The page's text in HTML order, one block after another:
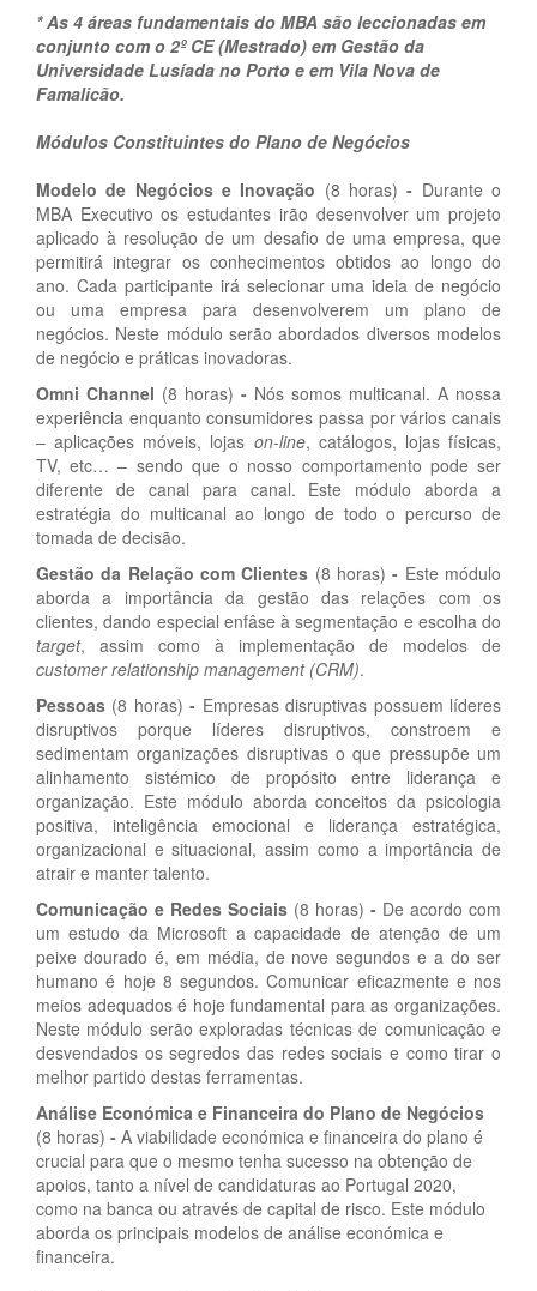
* As 4 áreas fundamentais do MBA são leccionadas em
conjunto com o 2º CE (Mestrado) em Gestão da
Universidade Lusíada no Porto e em Vila Nova de
Famalicão.
Módulos Constituintes do Plano de Negócios
Modelo de Negócios e Inovação (8 horas) - Durante o
MBA Executivo os estudantes irão desenvolver um projeto
aplicado à resolução de um desafio de uma empresa, que
permitirá integrar os conhecimentos obtidos ao longo do
ano. Cada participante irá selecionar uma ideia de negócio
ou uma empresa para desenvolverem um plano de
negócios. Neste módulo serão abordados diversos modelos
de negócio e práticas inovadoras.
Omni Channel (8 horas) - Nós somos multicanal. A nossa
experiência enquanto consumidores passa por vários canais
– aplicações móveis, lojas on-line, catálogos, lojas físicas,
TV, etc… – sendo que o nosso comportamento pode ser
diferente de canal para canal. Este módulo aborda a
estratégia do multicanal ao longo de todo o percurso de
tomada de decisão.
Gestão da Relação com Clientes (8 horas) - Este módulo
aborda a importância da gestão das relações com os
clientes, dando especial enfâse à segmentação e escolha do
target, assim como à implementação de modelos de
customer relationship management (CRM).
Pessoas (8 horas) - Empresas disruptivas possuem líderes
disruptivos porque líderes disruptivos, constroem e
sedimentam organizações disruptivas o que pressupõe um
alinhamento sistémico de propósito entre liderança e
organização. Este módulo aborda conceitos da psicologia
positiva, inteligência emocional e liderança estratégica,
organizacional e situacional, assim como a importância de
atrair e manter talento.
Comunicação e Redes Sociais (8 horas) - De acordo com
um estudo da Microsoft a capacidade de atenção de um
peixe dourado é, em média, de nove segundos e a do ser
humano é hoje 8 segundos. Comunicar eficazmente e nos
meios adequados é hoje fundamental para as organizações.
Neste módulo serão exploradas técnicas de comunicação e
desvendados os segredos das redes sociais e como tirar o
melhor partido destas ferramentas.
Análise Económica e Financeira do Plano de Negócios
(8 horas) - A viabilidade económica e financeira do plano é
crucial para que o mesmo tenha sucesso na obtenção de
apoios, tanto a nível de candidaturas ao Portugal 2020,
como na banca ou através de capital de risco. Este módulo
aborda os principais modelos de análise económica e
financeira.